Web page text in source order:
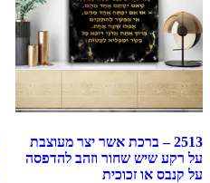
2513 – ברכת אשר יצר מעוצבת
על רקע שיש שחור וזהב להדפסה
על קנבס או זכוכית